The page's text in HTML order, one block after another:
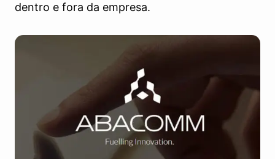
dentro e fora da empresa.